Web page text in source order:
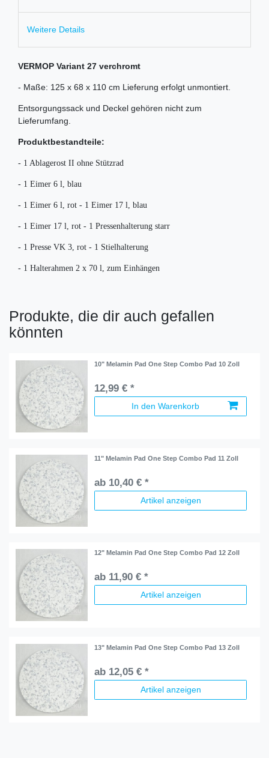
Weitere Details
VERMOP Variant 27 verchromt
- Maße: 125 x 68 x 110 cm Lieferung erfolgt unmontiert.
Entsorgungssack und Deckel gehören nicht zum
Lieferumfang.
Produktbestandteile:
- 1 Ablagerost II ohne Stützrad
- 1 Eimer 6 l, blau
- 1 Eimer 6 l, rot - 1 Eimer 17 l, blau
- 1 Eimer 17 l, rot - 1 Pressenhalterung starr
- 1 Presse VK 3, rot - 1 Stielhalterung
- 1 Halterahmen 2 x 70 l, zum Einhängen
Produkte, die dir auch gefallen
könnten
10" Melamin Pad One Step Combo Pad 10 Zoll
12,99 € *
In den Warenkorb
11" Melamin Pad One Step Combo Pad 11 Zoll
ab 10,40 € *
Artikel anzeigen
12" Melamin Pad One Step Combo Pad 12 Zoll
ab 11,90 € *
Artikel anzeigen
13" Melamin Pad One Step Combo Pad 13 Zoll
ab 12,05 € *
Artikel anzeigen